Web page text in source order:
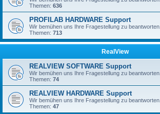
Themen: 636
PROFILAB HARDWARE Support
Wir bemühen uns Ihre Fragestellung zu beantworten.
Themen: 713
RealView
REALVIEW SOFTWARE Support
Wir bemühen uns Ihre Fragestellung zu beantworten.
Themen: 74
REALVIEW HARDWARE Support
Wir bemühen uns Ihre Fragestellung zu beantworten.
Themen: 47